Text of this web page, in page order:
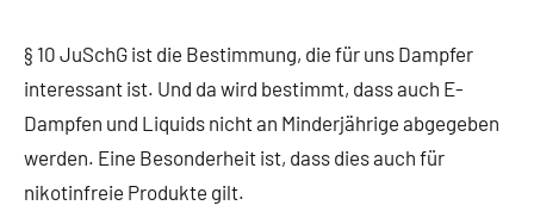
§ 10 JuSchG ist die Bestimmung, die für uns Dampfer
interessant ist. Und da wird bestimmt, dass auch E-
Dampfen und Liquids nicht an Minderjährige abgegeben
werden. Eine Besonderheit ist, dass dies auch für
nikotinfreie Produkte gilt.